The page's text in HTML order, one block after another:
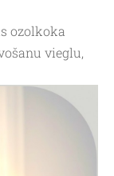
ozolkoka
vieglu,